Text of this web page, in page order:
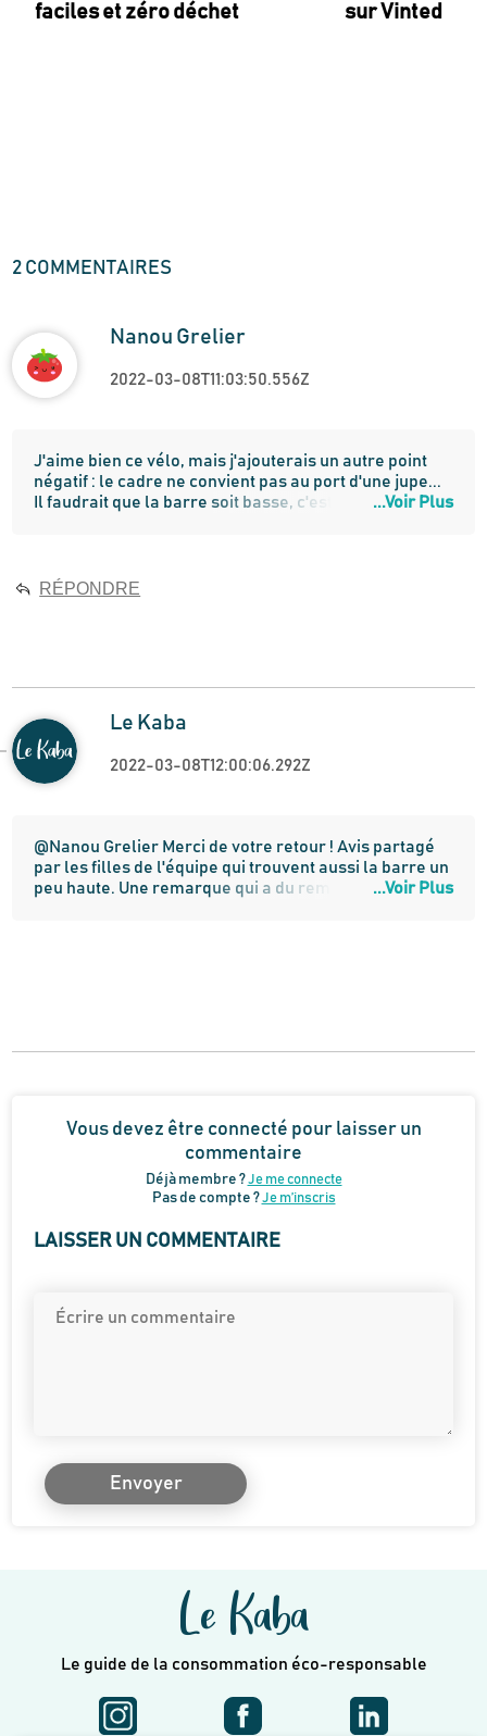
faciles et zéro déchet
sur Vinted
2 COMMENTAIRES
Nanou Grelier
2022-03-08T11:03:50.556Z
J'aime bien ce vélo, mais j'ajouterais un autre point
négatif : le cadre ne convient pas au port d'une jupe...
Il faudrait que la barre soit basse, c'est même plus
Personnellement, j'aime porter des jupes et si
...Voir Plus
RÉPONDRE
Le Kaba
2022-03-08T12:00:06.292Z
@Nanou Grelier Merci de votre retour ! Avis partagé
par les filles de l'équipe qui trouvent aussi la barre un
peu haute. Une remarque qui a du remonter plusieurs
...Voir Plus
Vous devez être connecté pour laisser un
commentaire
Déjà membre ?Je me connecte
Pas de compte ?Je m’inscris
LAISSER UN COMMENTAIRE
Envoyer
Le Kaba
Le guide de la consommation éco-responsable